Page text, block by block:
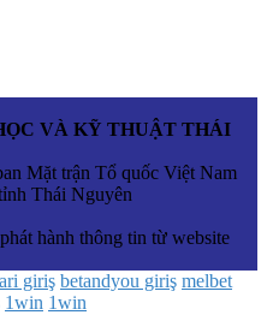
VÀ KỸ THUẬT THÁI
Mặt trận Tổ quốc Việt Nam
Thái Nguyên
hành thông tin từ website
giriş betandyou giriş melbet
1win 1win